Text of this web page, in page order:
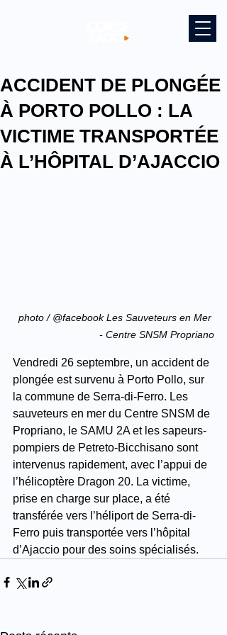
ACCIDENT DE PLONGÉE
À PORTO POLLO : LA
VICTIME TRANSPORTÉE
À L’HÔPITAL D’AJACCIO
photo / @facebook Les Sauveteurs en Mer
- Centre SNSM Propriano
Vendredi 26 septembre, un accident de
plongée est survenu à Porto Pollo, sur
la commune de Serra-di-Ferro. Les
sauveteurs en mer du Centre SNSM de
Propriano, le SAMU 2A et les sapeurs-
pompiers de Petreto-Bicchisano sont
intervenus rapidement, avec l’appui de
l’hélicoptère Dragon 20. La victime,
prise en charge sur place, a été
transférée vers l’héliport de Serra-di-
Ferro puis transportée vers l’hôpital
d’Ajaccio pour des soins spécialisés.